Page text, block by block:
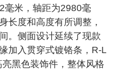
毫米，轴距为2980毫
长度和高度有所调整，
。侧面设计延续了现款
加入贯穿式镀铬条，R-L
黑色装饰件，整体风格